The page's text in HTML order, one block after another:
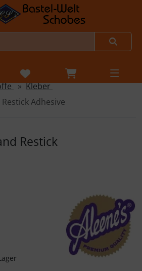
für Einstellungen
Informationen
Kleber
Adhesive
Restick